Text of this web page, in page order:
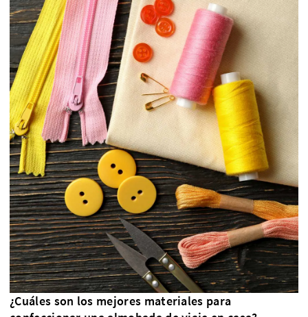
¿Cuáles son los mejores materiales para